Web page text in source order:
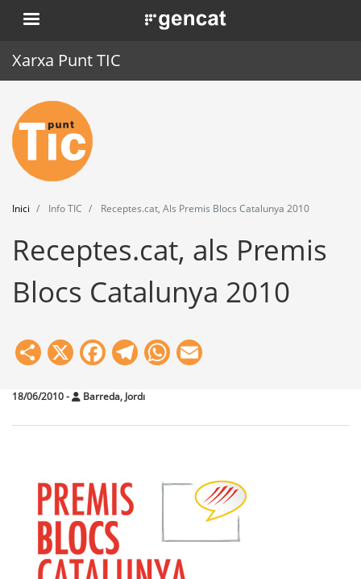
Vés
al
. Obre en una nova finestra.
Xarxa Punt TIC
Inici
Punt TIC
Actualitat
Agenda
Formació
Eines
Inici Info TIC Receptes.cat, Als Premis Blocs Catalunya 2010
Receptes.cat, als Premis
Blocs Catalunya 2010
Share
X Facebook
Telegram
WhatsApp
18/06/2010- Вarreda, Jordı